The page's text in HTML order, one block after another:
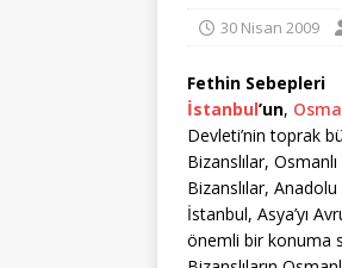
30 Nisan 2009
Fethin Sebepleri
İstanbul’un,
Devleti’nin toprak
Bizanslılar,
Bizanslılar,
İstanbul, Asya’yı
önemli bir konuma